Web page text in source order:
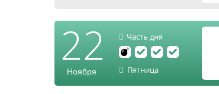
22
Ноября
Часть дня
Пятница